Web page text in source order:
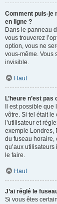
Comment puis-je
en ligne ?
Dans le panneau
vous trouverez
option, vous ne
vous-même. Vous
invisible.
Haut
L’heure n’est
Il est possible
vôtre. Si tel était
l’utilisateur et
exemple Londres,
du fuseau horaire,
qu’aux utilisateurs
le faire.
Haut
J’ai réglé le
Si vous êtes